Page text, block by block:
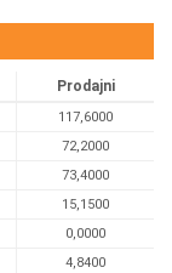
Prodajni
117,6000
72,2000
73,4000
15,1500
0,0000
4,8400